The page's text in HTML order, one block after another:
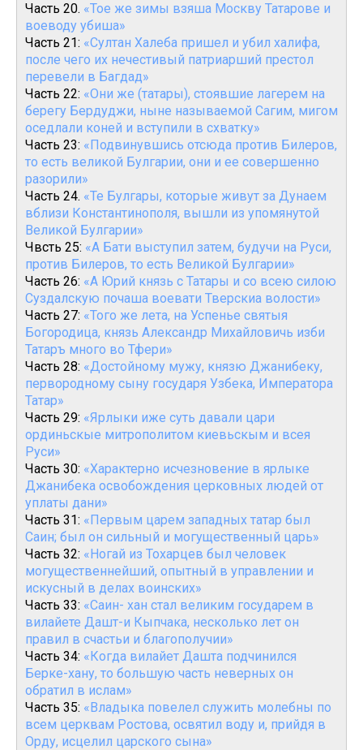
Часть 20. «Тое же зимы взяша Москву Татарове и
воеводу убиша»
Часть 21: «Султан Халеба пришел и убил халифа,
после чего их нечестивый патриарший престол
перевели в Багдад»
Часть 22: «Они же (татары), стоявшие лагерем на
берегу Бердуджи, ныне называемой Сагим, мигом
оседлали коней и вступили в схватку»
Часть 23: «Подвинувшись отсюда против Билеров,
то есть великой Булгарии, они и ее совершенно
разорили»
Часть 24. «Те Булгары, которые живут за Дунаем
вблизи Константинополя, вышли из упомянутой
Великой Булгарии»
Чвсть 25: «А Бати выступил затем, будучи на Руси,
против Билеров, то есть Великой Булгарии»
Часть 26: «А Юрий князь с Татары и со всею силою
Суздалскую почаша воевати Тверскиа волости»
Часть 27: «Того же лета, на Успенье святыя
Богородица, князь Александр Михайловичь изби
Татаръ много во Тфери»
Часть 28: «Достойному мужу, князю Джанибеку,
первородному сыну государя Узбека, Императора
Татар»
Часть 29: «Ярлыки иже суть давали цари
ординьскые митрополитом киевьскым и всея
Руси»
Часть 30: «Характерно исчезновение в ярлыке
Джанибека освобождения церковных людей от
уплаты дани»
Часть 31: «Первым царем западных татар был
Саин; был он сильный и могущественный царь»
Часть 32: «Ногай из Тохарцев был человек
могущественнейший, опытный в управлении и
искусный в делах воинских»
Часть 33: «Саин- хан стал великим государем в
вилайете Дашт-и Кыпчака, несколько лет он
правил в счастьи и благополучии»
Часть 34: «Когда вилайет Дашта подчинился
Берке-хану, то большую часть неверных он
обратил в ислам»
Часть 35: «Владыка повелел служить молебны по
всем церквам Ростова, освятил воду и, прийдя в
Орду, исцелил царского сына»